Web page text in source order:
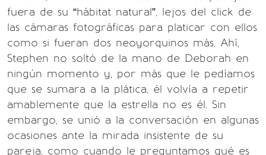
fuera de su “hábitat natural”, lejos del click de
las cámaras fotográficas para platicar con ellos
como si fueran dos neoyorquinos más. Ahí,
Stephen no soltó de la mano de Deborah en
ningún momento y, por más que le pedíamos
que se sumara a la plática, él volvía a repetir
amablemente que la estrella no es él. Sin
embargo, se unió a la conversación en algunas
ocasiones ante la mirada insistente de su
pareja, como cuando le preguntamos qué es